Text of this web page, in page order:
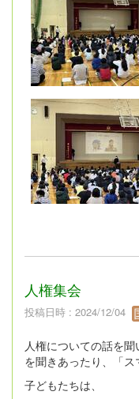
人権集会
投稿日時 : 2024/12/04
人権についての話を
を聞きあったり、「ス
子どもたちは、